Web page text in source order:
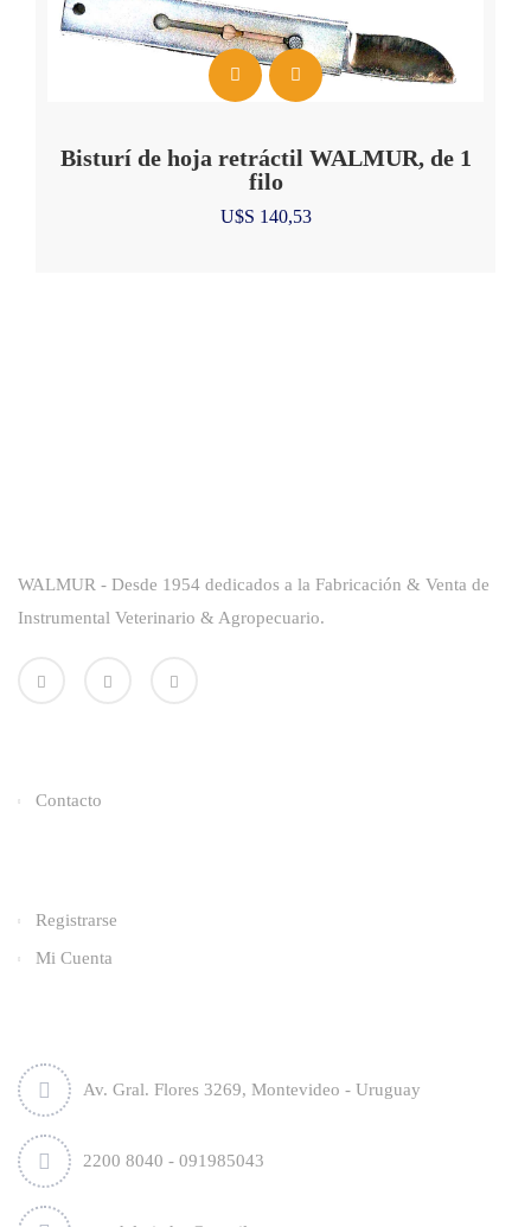
Bisturí de hoja retráctil WALMUR, de 1
filo
U$S 140,53
WALMUR - Desde 1954 dedicados a la Fabricación & Venta de
Instrumental Veterinario & Agropecuario.
Contacto
Registrarse
Mi Cuenta
Av. Gral. Flores 3269, Montevideo - Uruguay
2200 8040 - 091985043